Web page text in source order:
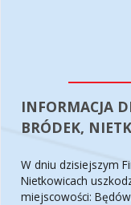
INFORMACJA
BRÓDEK,
W dniu dzisiejszym
Nietkowicach
miejscowości: